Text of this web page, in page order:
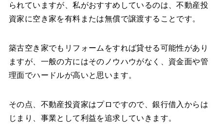
られていますが、私がおすすめしているのは、不動産投
資家に空き家を有料または無償で譲渡することです。
築古空き家でもリフォームをすれば貸せる可能性があり
ますが、一般の方にはそのノウハウがなく、資金面や管
理面でハードルが高いと思います。
その点、不動産投資家はプロですので、銀行借入からは
じまり、事業として利益を追求していきます。